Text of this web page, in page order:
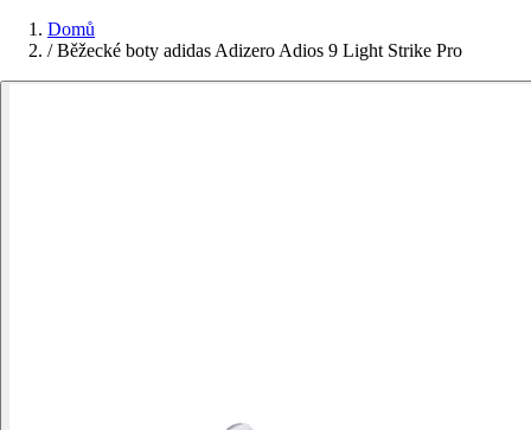
Domů
/ Běžecké boty adidas Adizero Adios 9 Light Strike Pro